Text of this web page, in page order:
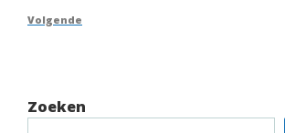
Volgend
Volgende
Zoeken